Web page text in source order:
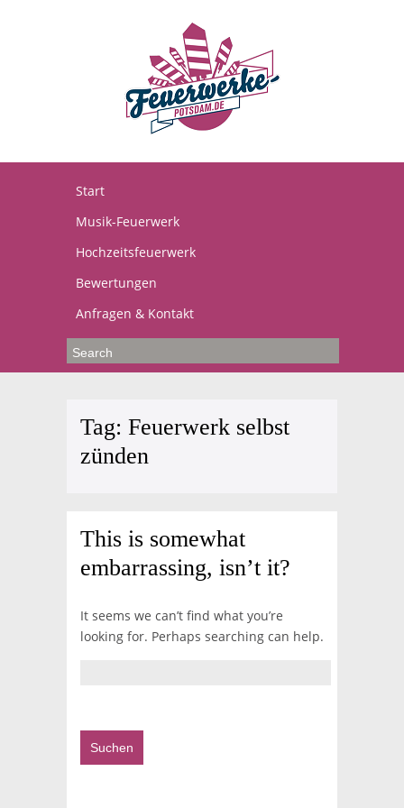
Start
Musik-Feuerwerk
Hochzeitsfeuerwerk
Bewertungen
Anfragen & Kontakt
Tag: Feuerwerk selbst
zünden
This is somewhat
embarrassing, isn’t it?
It seems we can’t find what you’re
looking for. Perhaps searching can help.